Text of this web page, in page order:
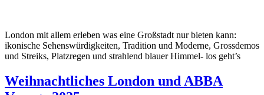
London mit allem erleben was eine Großstadt nur bieten kann:
ikonische Sehenswürdigkeiten, Tradition und Moderne, Grossdemos
und Streiks, Platzregen und strahlend blauer Himmel- los geht’s
Weihnachtliches London und ABBA